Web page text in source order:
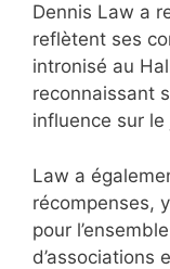
Dennis Law a
reflètent ses
intronisé au
reconnaissant
influence sur le
Law a
récompenses,
pour
d’associations